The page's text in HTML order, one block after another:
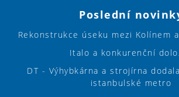
Poslední
Rekonstrukce úseku mezi Kolínem
Italo a konkurenční
DT - Výhybkárna a strojírna
istanbulské metro